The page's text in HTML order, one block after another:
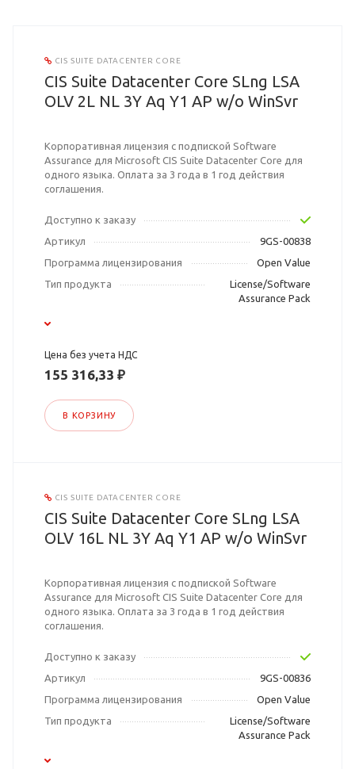
CIS SUITE DATACENTER CORE
CIS Suite Datacenter Core SLng LSA
OLV 2L NL 3Y Aq Y1 AP w/o WinSvr
Корпоративная лицензия с подпиской Software
Assurance для Microsoft CIS Suite Datacenter Core для
одного языка. Оплата за 3 года в 1 год действия
соглашения.
Доступно к заказу
Артикул
9GS-00838
Программа лицензирования
Open Value
Тип продукта
License/Software
Assurance Pack
Цена без учета НДС
155 316,33 ₽
В КОРЗИНУ
CIS SUITE DATACENTER CORE
CIS Suite Datacenter Core SLng LSA
OLV 16L NL 3Y Aq Y1 AP w/o WinSvr
Корпоративная лицензия с подпиской Software
Assurance для Microsoft CIS Suite Datacenter Core для
одного языка. Оплата за 3 года в 1 год действия
соглашения.
Доступно к заказу
Артикул
9GS-00836
Программа лицензирования
Open Value
Тип продукта
License/Software
Assurance Pack